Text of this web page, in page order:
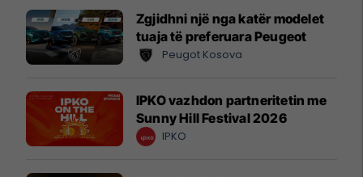
Zgjidhni një nga katër modelet
tuaja të preferuara Peugeot
Peugot Kosova
IPKO vazhdon partneritetin me
Sunny Hill Festival 2026
IPKO